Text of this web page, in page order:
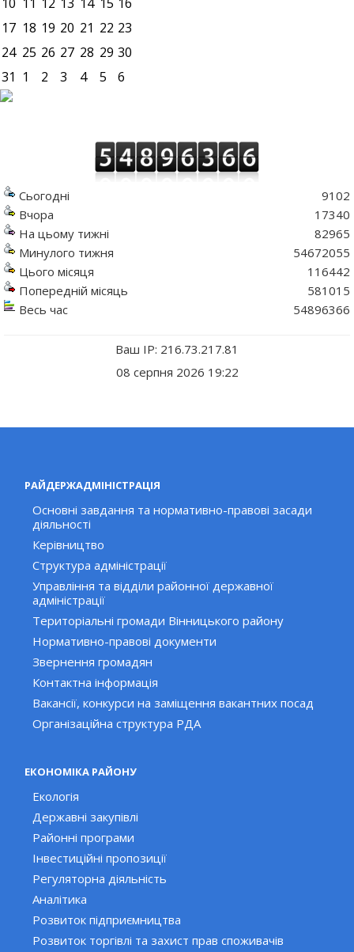
17 18 19 20 21 22 23
24 25 26 27 28 29 30
31 1 2 3 4 5 6
Сьогодні
Вчора
На цьому тижні
Минулого тижня
Цього місяця
Попередній місяць
Весь час
9102
17340
82965
54672055
116442
581015
54896366
Ваш IP: 216.73.217.81
08 серпня 2026 19:22
РАЙДЕРЖАДМІНІСТРАЦІЯ
Основні завдання та нормативно-правові засади
діяльності
Керівництво
Структура адміністрації
Управління та відділи районної державної
адміністрації
Територіальні громади Вінницького району
Нормативно-правові документи
Звернення громадян
Контактна інформація
Вакансії, конкурси на заміщення вакантних посад
Організаційна структура РДА
ЕКОНОМІКА РАЙОНУ
Екологія
Державні закупівлі
Районні програми
Інвестиційні пропозиції
Регуляторна діяльність
Аналітика
Розвиток підприємництва
Розвиток торгівлі та захист прав споживачів